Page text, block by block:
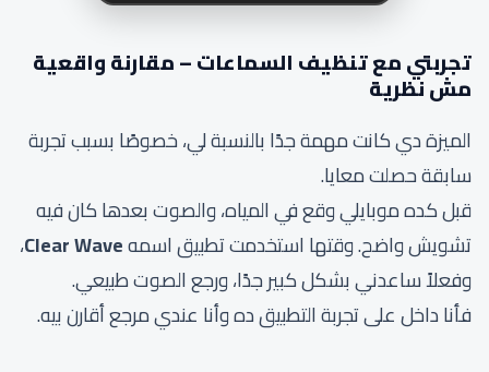
تجربتي مع تنظيف السماعات – مقارنة واقعية
مش نظرية
الميزة دي كانت مهمة جدًا بالنسبة لي، خصوصًا بسبب تجربة
سابقة حصلت معايا.
قبل كده موبايلي وقع في المياه، والصوت بعدها كان فيه
تشويش واضح. وقتها استخدمت تطبيق اسمهClear Wave،
وفعلاً ساعدني بشكل كبير جدًا، ورجع الصوت طبيعي.
فأنا داخل على تجربة التطبيق ده وأنا عندي مرجع أقارن بيه.